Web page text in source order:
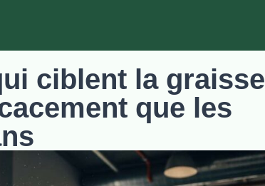
ciblent la graisse
que les